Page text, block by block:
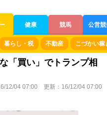
健康 競馬 公営
暮らし・税 不動産 こづかい稼
「買い」でトランプ相
12/04 07:00 更新： 16/12/04 07:00